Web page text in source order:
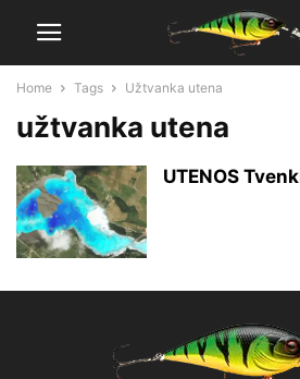
Home Tags Užtvanka utena
užtvanka utena
UTENOS